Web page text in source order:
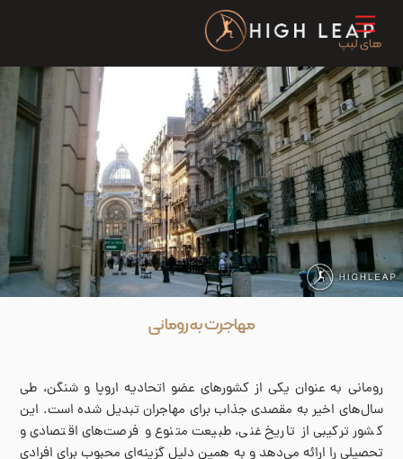
content
Menu
مهاجرت به رومانی
رومانی به عنوان یکی از کشورهای عضو اتحادیه اروپا و شنگن، طی
سال‌های اخیر به مقصدی جذاب برای مهاجران تبدیل شده است. این
کشور ترکیبی از تاریخ غنی، طبیعت متنوع و فرصت‌های اقتصادی و
تحصیلی را ارائه می‌دهد و به همین دلیل گزینه‌ای محبوب برای افرادی